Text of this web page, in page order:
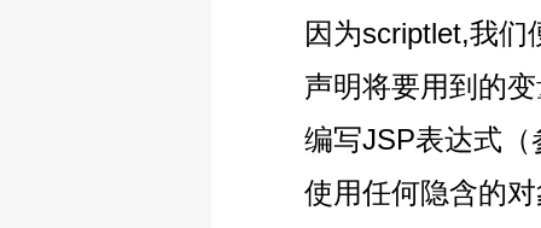
因为scriptlet,我们
声明将要用到的变
编写JSP表达式（
使用任何隐含的对